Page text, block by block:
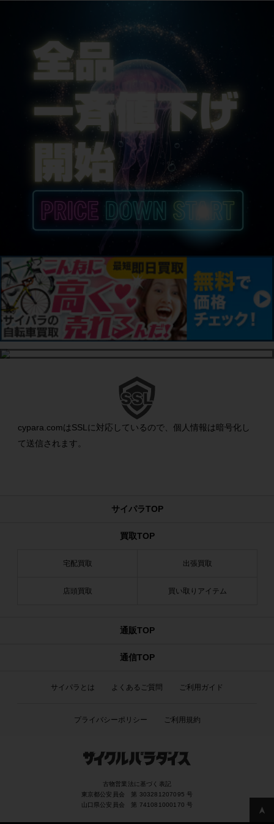
cypara.comはSSLに対応しているので、個人情報は暗号化し
て送信されます。
サイパラTOP
買取TOP
宅配買取 出張買取
店頭買取 買い取りアイテム
通販TOP
通信TOP
サイパラとは よくあるご質問 ご利用ガイド
プライバシーポリシー ご利用規約
古物営業法に基づく表記
東京都公安員会 第 303281207095 号
山口県公安員会 第 741081000170 号